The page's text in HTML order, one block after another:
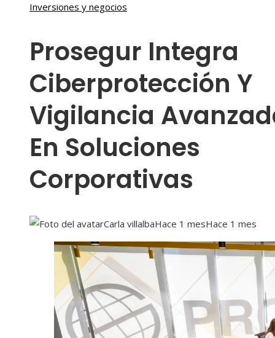
Inversiones y negocios
Prosegur Integra
Ciberprotección Y
Vigilancia
En Soluciones
Corporativas
Carla villalbaHace 1 mesHace 1 mes